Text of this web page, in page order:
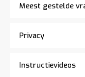
Meest gestelde
Privacy
Instructievideos